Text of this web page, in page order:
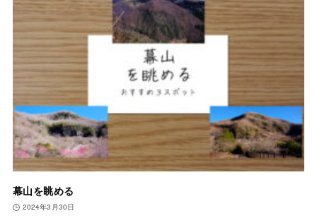
幕山を眺める
2024年3月30日